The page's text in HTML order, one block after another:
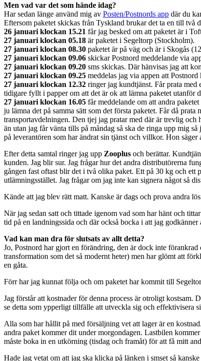
Men vad var det som hände idag?
Har sedan länge använd mig av Posten/Postnords app där du
Eftersom paketet skickas från Tyskland brukar det ta en till två
26 januari klockan 15.21 får jag besked om att paketet är i
27 januari klockan 05.18 är paketet i Segeltorp (Stockholm).
27 januari klockan 08.30 paketet är på väg och är i Skogås
27 januari klockan 09.06 skickar Postnord meddelande via
27 januari klockan 09.20 sms skickas. Där hänvisas jag att
27 januari klockan 09.25 meddelas jag via appen att
27 januari klockan 12.32 ringer jag kundtjänst. Får prata med
tidigare fyllt i papper om att det är ok att lämna paketet utanför
27 januari klockan 16.05 får meddelande om att andra
ju lämna det på samma sätt som det första paketet. Får då
transportavdelningen. Den tjej jag pratar med där är trevlig och
än utan jag får vänta tills på måndag så ska de ringa upp mig
på leverantören som har ändrat sin tjänst och villkor. Hon säger
Efter detta samtal ringer jag upp Zooplus och berättar.
kunden. Jag blir sur. Jag frågar hur det andra distributörerna
gången fast oftast blir det i två olika paket. Ett på 30 kg och ett
utlämningsstället. Jag frågar om jag inte kan signera något så
Kände att jag blev rätt matt. Kanske är dags och prova andra
När jag sedan satt och tittade igenom vad som har hänt och
tid på en landningssida och där också bocka i att jag
Vad kan man dra för slutsats av allt detta?
Jo, Postnord har gjort en förändring, den är dock inte
transformation som det så modernt heter) men har glömt att
en gåta.
Förr har jag kunnat följa och om paketet har kommit till
Jag förstår att kostnader för denna process är otroligt kostsam.
se detta som ypperligt tillfälle att utveckla sig och effektivisera
Alla som har hållit på med försäljning vet att lager är en
andra paket kommer dit under morgondagen. Lastbilen
måste boka in en utkörning (tisdag och framåt) för att få mitt
Hade jag vetat om att jag ska klicka på länken i smset så